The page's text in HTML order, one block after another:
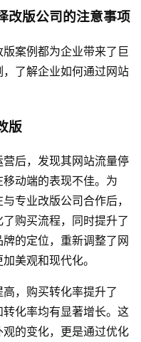
改版公司的注意事项
案例都为企业带来了巨
了解企业如何通过网站
版
后，发现其网站流量停
动端的表现不佳。为
专业改版公司合作后，
购买流程，同时提升了
的定位，重新调整了网
美观和现代化。
，购买转化率提升了
化率均有显著增长。这
的变化，更是通过优化